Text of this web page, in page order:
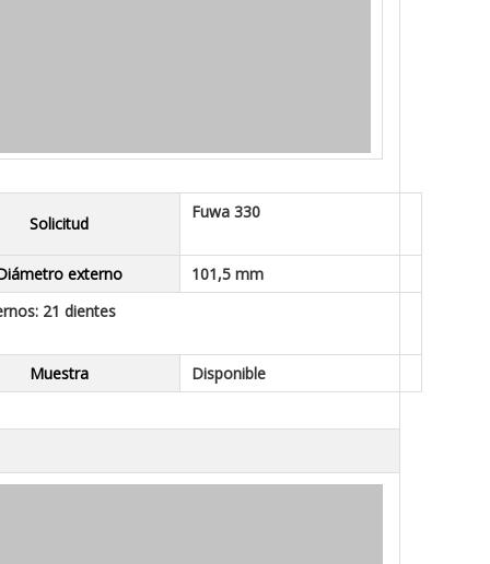
Solicitud
Fuwa 330
externo
101,5 mm
21 dientes
Muestra Disponible